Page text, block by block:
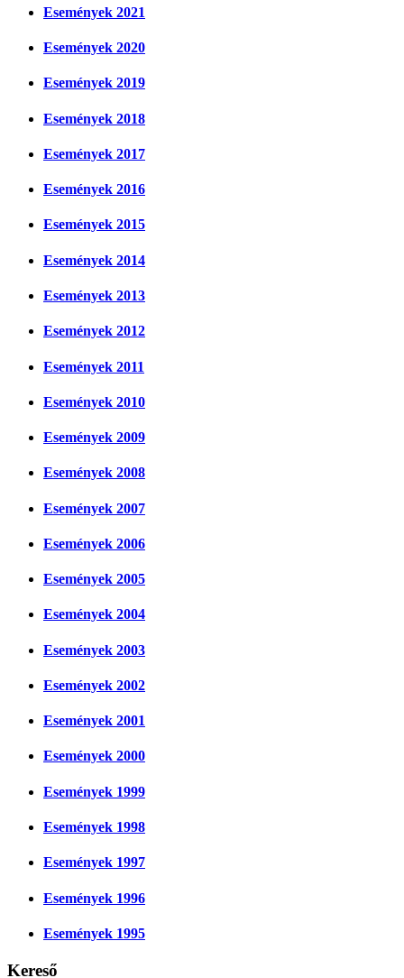
Események 2021
Események 2020
Események 2019
Események 2018
Események 2017
Események 2016
Események 2015
Események 2014
Események 2013
Események 2012
Események 2011
Események 2010
Események 2009
Események 2008
Események 2007
Események 2006
Események 2005
Események 2004
Események 2003
Események 2002
Események 2001
Események 2000
Események 1999
Események 1998
Események 1997
Események 1996
Események 1995
Kereső